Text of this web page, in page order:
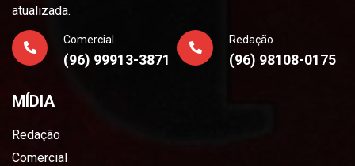
atualizada.
Comercial
(96) 99913-3871
Redação
(96) 98108-0175
MÍDIA
Redação
Comercial